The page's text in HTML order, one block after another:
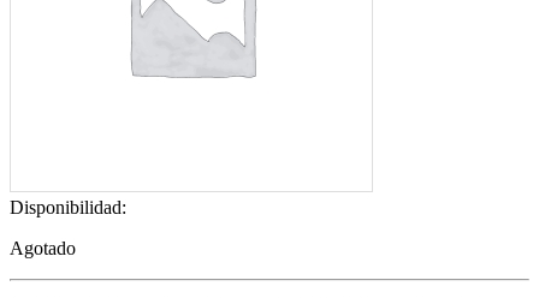
Disponibilidad:
Agotado